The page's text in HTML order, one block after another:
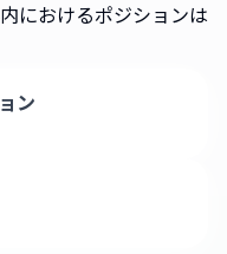
におけるポジションは
ン